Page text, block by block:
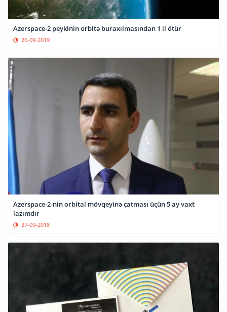
Azerspace-2 peykinin orbitə buraxılmasından 1 il ötür
26-09-2019
Azerspace-2-nin orbital mövqeyinə çatması üçün 5 ay vaxt
lazımdır
27-09-2018